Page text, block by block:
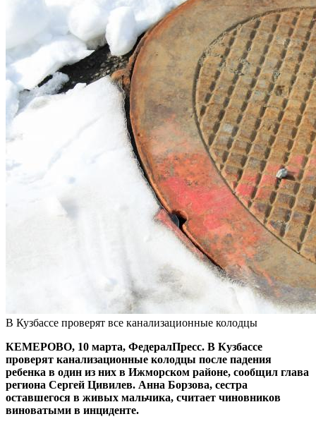
В Кузбассе проверят все канализационные колодцы
КЕМЕРОВО, 10 марта, ФедералПресс. В Кузбассе
проверят канализационные колодцы после падения
ребенка в один из них в Ижморском районе, сообщил глава
региона Сергей Цивилев. Анна Борзова, сестра
оставшегося в живых мальчика, считает чиновников
виноватыми в инциденте.